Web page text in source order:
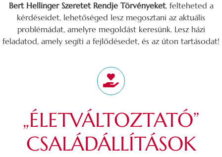
Bert Hellinger Szeretet Rendje Törvényeket, felteheted a
kérdéseidet, lehetőséged lesz megosztani az aktuális
problémádat, amelyre megoldást keresünk. Lesz házi
feladatod, amely segíti a fejlődésedet, és az úton tartásodat!
„ÉLETVÁLTOZTATÓ”
CSALÁDÁLLÍTÁSOK